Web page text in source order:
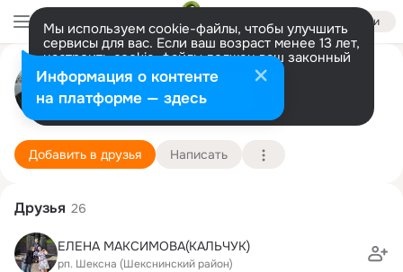
Войти
Мы используем cookie-файлы, чтобы улучшить
сервисы для вас. Если ваш возраст менее 13 лет,
настроить cookie-файлы должен ваш законный
представитель. Больше информации
Разрешить все Настроить
Сергей Абраменков
рп. Шексна (Шекснинский район)
16 школа
Подробнее
Добавить в друзья Написать
Друзья 26
ЕЛЕНА МАКСИМОВА(КАЛЬЧУК)
рп. Шексна (Шекснинский район)
Информация о контенте
на платформе — здесь